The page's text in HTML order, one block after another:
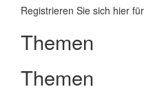
Registrieren Sie sich hier
Themen
Themen